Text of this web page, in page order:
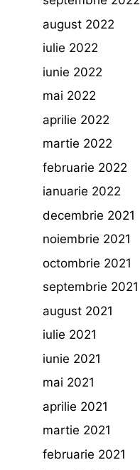
august 2022
iulie 2022
iunie 2022
mai 2022
aprilie 2022
martie 2022
februarie 2022
ianuarie 2022
decembrie 2021
noiembrie 2021
octombrie 2021
septembrie 2021
august 2021
iulie 2021
iunie 2021
mai 2021
aprilie 2021
martie 2021
februarie 2021